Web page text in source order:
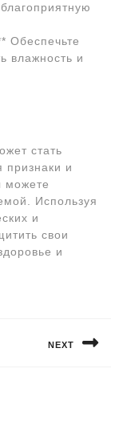
Обеспечьте
влажность и
стать
и
можете
Используя
и
свои
и
NEXT